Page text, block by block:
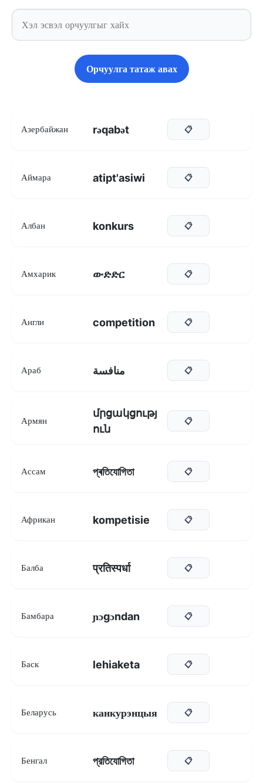
Орчуулга татаж авах
Азербайжан rəqabət 📋
Аймара atipt'asiwi 📋
Албан konkurs 📋
Амхарик ውድድር 📋
Англи competition 📋
Араб منافسة 📋
Армян
մրցակցությ
ուն
📋
Ассам প্ৰতিযোগিতা 📋
Африкан kompetisie 📋
Балба प्रतिस्पर्धा 📋
Бамбара ɲɔgɔndan 📋
Баск lehiaketa 📋
Беларусь канкурэнцыя 📋
Бенгал প্রতিযোগিতা 📋